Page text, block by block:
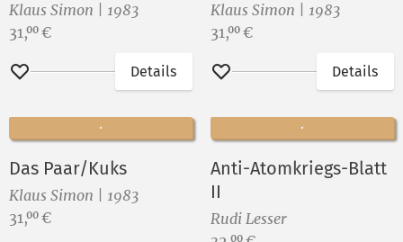
Klaus Simon | 1983
Preis:
31,00 €
Merken
Details
Klaus Simon | 1983
Preis:
31,00 €
Merken
Details
Das Paar/Kuks
Klaus Simon | 1983
Preis:
31,00 €
Anti-Atomkriegs-Blatt
II
Rudi Lesser
00